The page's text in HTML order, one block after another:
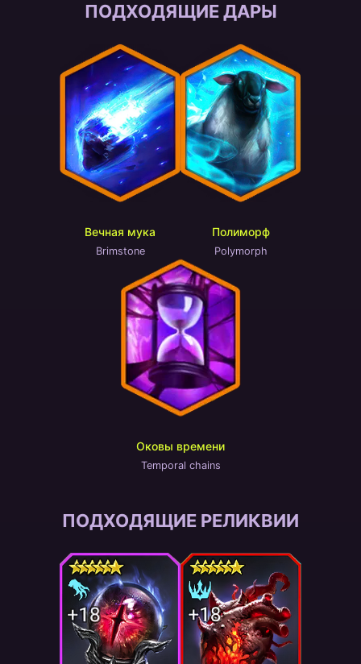
ПОДХОДЯЩИЕ ДАРЫ
Вечная мука
Brimstone
Полиморф
Polymorph
Оковы времени
Temporal chains
ПОДХОДЯЩИЕ РЕЛИКВИИ